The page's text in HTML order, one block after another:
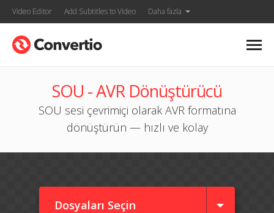
Video Editor Add Subtitles to Video Daha fazla
SOU - AVR Dönüştürücü
SOU sesi çevrimiçi olarak AVR formatına
dönüştürün — hızlı ve kolay
Dosyaları Seçin